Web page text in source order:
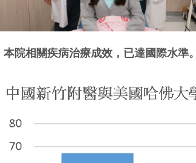
本院相關疾病治療成效，已達國際水準。